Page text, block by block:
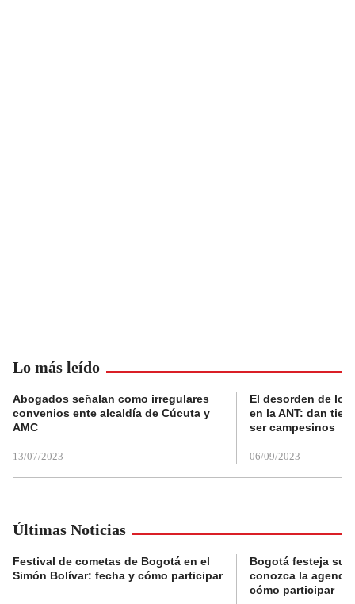
Lo más leído
Abogados señalan como irregulares
convenios ente alcaldía de Cúcuta y
AMC
13/07/2023
El desorden de
en la ANT: dan
ser campesinos
06/09/2023
Últimas Noticias
Festival de cometas de Bogotá en el
Simón Bolívar: fecha y cómo participar
Bogotá festeja su
conozca la
cómo participar